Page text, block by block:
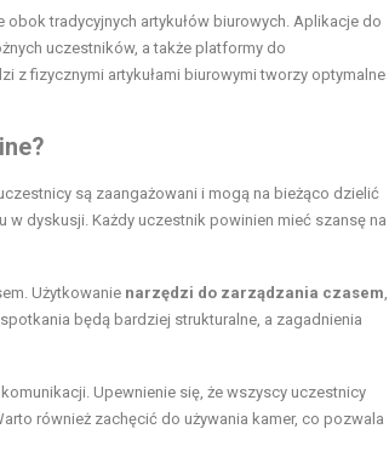
tradycyjnych artykułów biurowych. Aplikacje do
uczestników, a także platformy do
z fizycznymi artykułami biurowymi tworzy optymalne
są zaangażowani i mogą na bieżąco dzielić
w dyskusji. Każdy uczestnik powinien mieć szansę na
Użytkowanie narzędzi do zarządzania czasem
będą bardziej strukturalne, a zagadnienia
Upewnienie się, że wszyscy uczestnicy
również zachęcić do używania kamer, co pozwala